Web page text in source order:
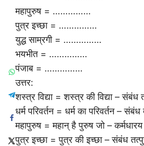
महापुरुष = ……………
पुत्र इच्छा = ……………
युद्ध साम्रगी = ……………
भयभीत = ……………
पंजाब = ……………
उत्तर:
शस्त्र विद्या = शस्त्र की विद्या – संबंध
धर्म परिवर्तन = धर्म का परिवर्तन –
महापुरुष = महान् है पुरुष जो –
पुत्र इच्छा = पुत्र की इच्छा – संबंध